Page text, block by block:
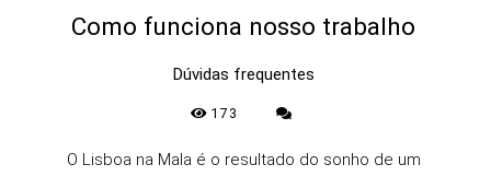
Como funciona nosso trabalho
Dúvidas frequentes
173
O Lisboa na Mala é o resultado do sonho de um